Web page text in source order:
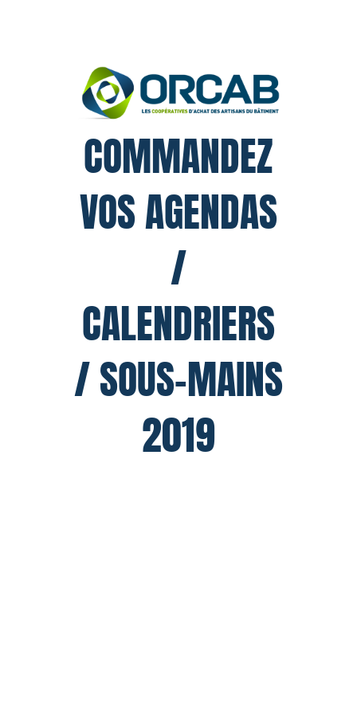
COMMANDEZ
VOS AGENDAS
/
CALENDRIERS
/ SOUS-MAINS
2019